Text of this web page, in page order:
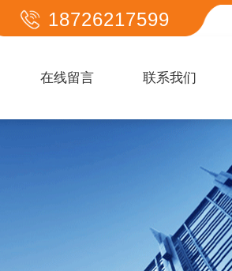
18726217599
在线留言 联系我们